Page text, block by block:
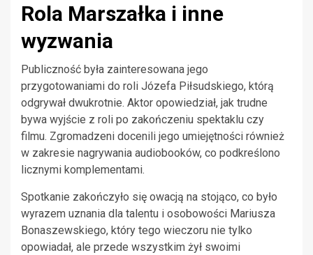
Rola Marszałka i inne
wyzwania
Publiczność była zainteresowana jego
przygotowaniami do roli Józefa Piłsudskiego, którą
odgrywał dwukrotnie. Aktor opowiedział, jak trudne
bywa wyjście z roli po zakończeniu spektaklu czy
filmu. Zgromadzeni docenili jego umiejętności również
w zakresie nagrywania audiobooków, co podkreślono
licznymi komplementami.
Spotkanie zakończyło się owacją na stojąco, co było
wyrazem uznania dla talentu i osobowości Mariusza
Bonaszewskiego, który tego wieczoru nie tylko
opowiadał, ale przede wszystkim żył swoimi